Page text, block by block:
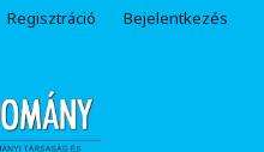
Regisztráció Bejelentkezés